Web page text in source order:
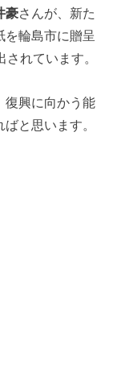
豪さんが、新た
を輪島市に贈呈
れています。
復興に向かう能
と思います。